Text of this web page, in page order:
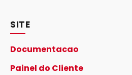
SITE
Documentacao
Painel do Cliente